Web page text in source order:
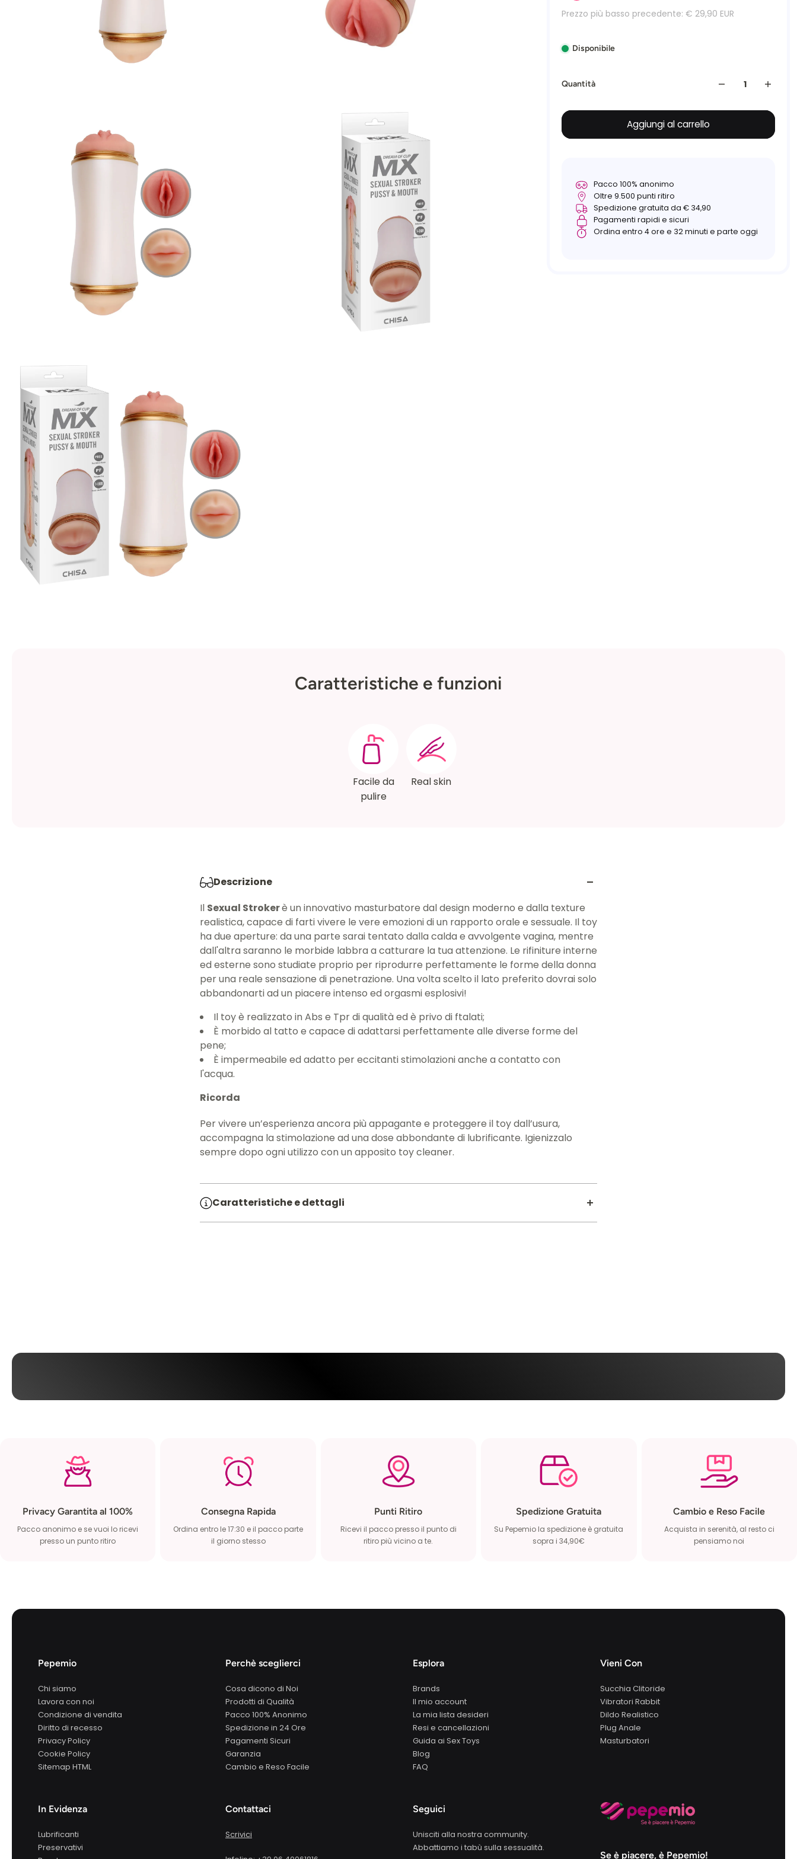
Prezzo più basso precedente: € 29,90 EUR
Disponibile
Quantità
Aggiungi al carrello
Pacco 100% anonimo
Oltre 9.500 punti ritiro
Spedizione gratuita da € 34,90
Pagamenti rapidi e sicuri
Ordina entro 4 ore e 32 minuti e parte oggi
Caratteristiche e funzioni
Facile da
pulire
Real skin
Descrizione
Il Sexual Strokerè un innovativo masturbatore dal design moderno e dalla texture
realistica, capace di farti vivere le vere emozioni di un rapporto orale e sessuale. Il toy
ha due aperture: da una parte sarai tentato dalla calda e avvolgente vagina, mentre
dall'altra saranno le morbide labbra a catturare la tua attenzione. Le rifiniture interne
ed esterne sono studiate proprio per riprodurre perfettamente le forme della donna
per una reale sensazione di penetrazione. Una volta scelto il lato preferito dovrai solo
abbandonarti ad un piacere intenso ed orgasmi esplosivi!
Il toy è realizzato in Abs e Tpr di qualità ed è privo di ftalati;
È morbido al tatto e capace di adattarsi perfettamente alle diverse forme del
pene;
È impermeabile ed adatto per eccitanti stimolazioni anche a contatto con
l'acqua.
Ricorda
Per vivere un’esperienza ancora più appagante e proteggere il toy dall’usura,
accompagna la stimolazione ad una dose abbondante di lubrificante. Igienizzalo
sempre dopo ogni utilizzo con un apposito toy cleaner.
Caratteristiche e dettagli
Privacy Garantita al 100%
Pacco anonimo e se vuoi lo ricevi
presso un punto ritiro
Consegna Rapida
Ordina entro le 17:30 e il pacco parte
il giorno stesso
Punti Ritiro
Ricevi il pacco presso il punto di
ritiro più vicino a te.
Spedizione Gratuita
Su Pepemio la spedizione è gratuita
sopra i 34,90€
Cambio e Reso Facile
Acquista in serenità, al resto ci
pensiamo noi
Pepemio
Chi siamo
Lavora con noi
Condizione di vendita
Diritto di recesso
Privacy Policy
Cookie Policy
Sitemap HTML
Perchè sceglierci
Cosa dicono di Noi
Prodotti di Qualità
Pacco 100% Anonimo
Spedizione in 24 Ore
Pagamenti Sicuri
Garanzia
Cambio e Reso Facile
Esplora
Brands
Il mio account
La mia lista desideri
Resi e cancellazioni
Guida ai Sex Toys
Blog
FAQ
Vieni Con
Succhia Clitoride
Vibratori Rabbit
Dildo Realistico
Plug Anale
Masturbatori
In Evidenza
Lubrificanti
Preservativi
Contattaci
Scrivici
Seguici
Unisciti alla nostra community.
Abbattiamo i tabù sulla sessualità.
Se è piacere, è Pepemio!